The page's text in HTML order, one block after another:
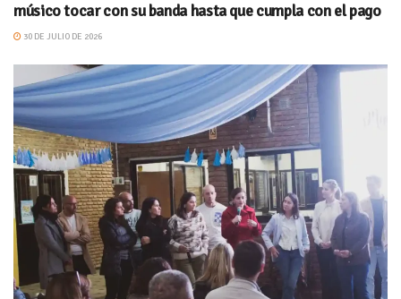
músico tocar con su banda hasta que cumpla con el pago
30 DE JULIO DE 2026